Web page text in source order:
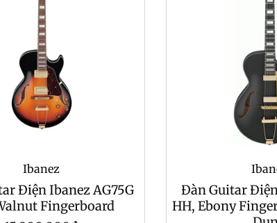
Ibanez
Điện Ibanez AG75G
Fingerboard
Đàn Guitar
HH, Ebony